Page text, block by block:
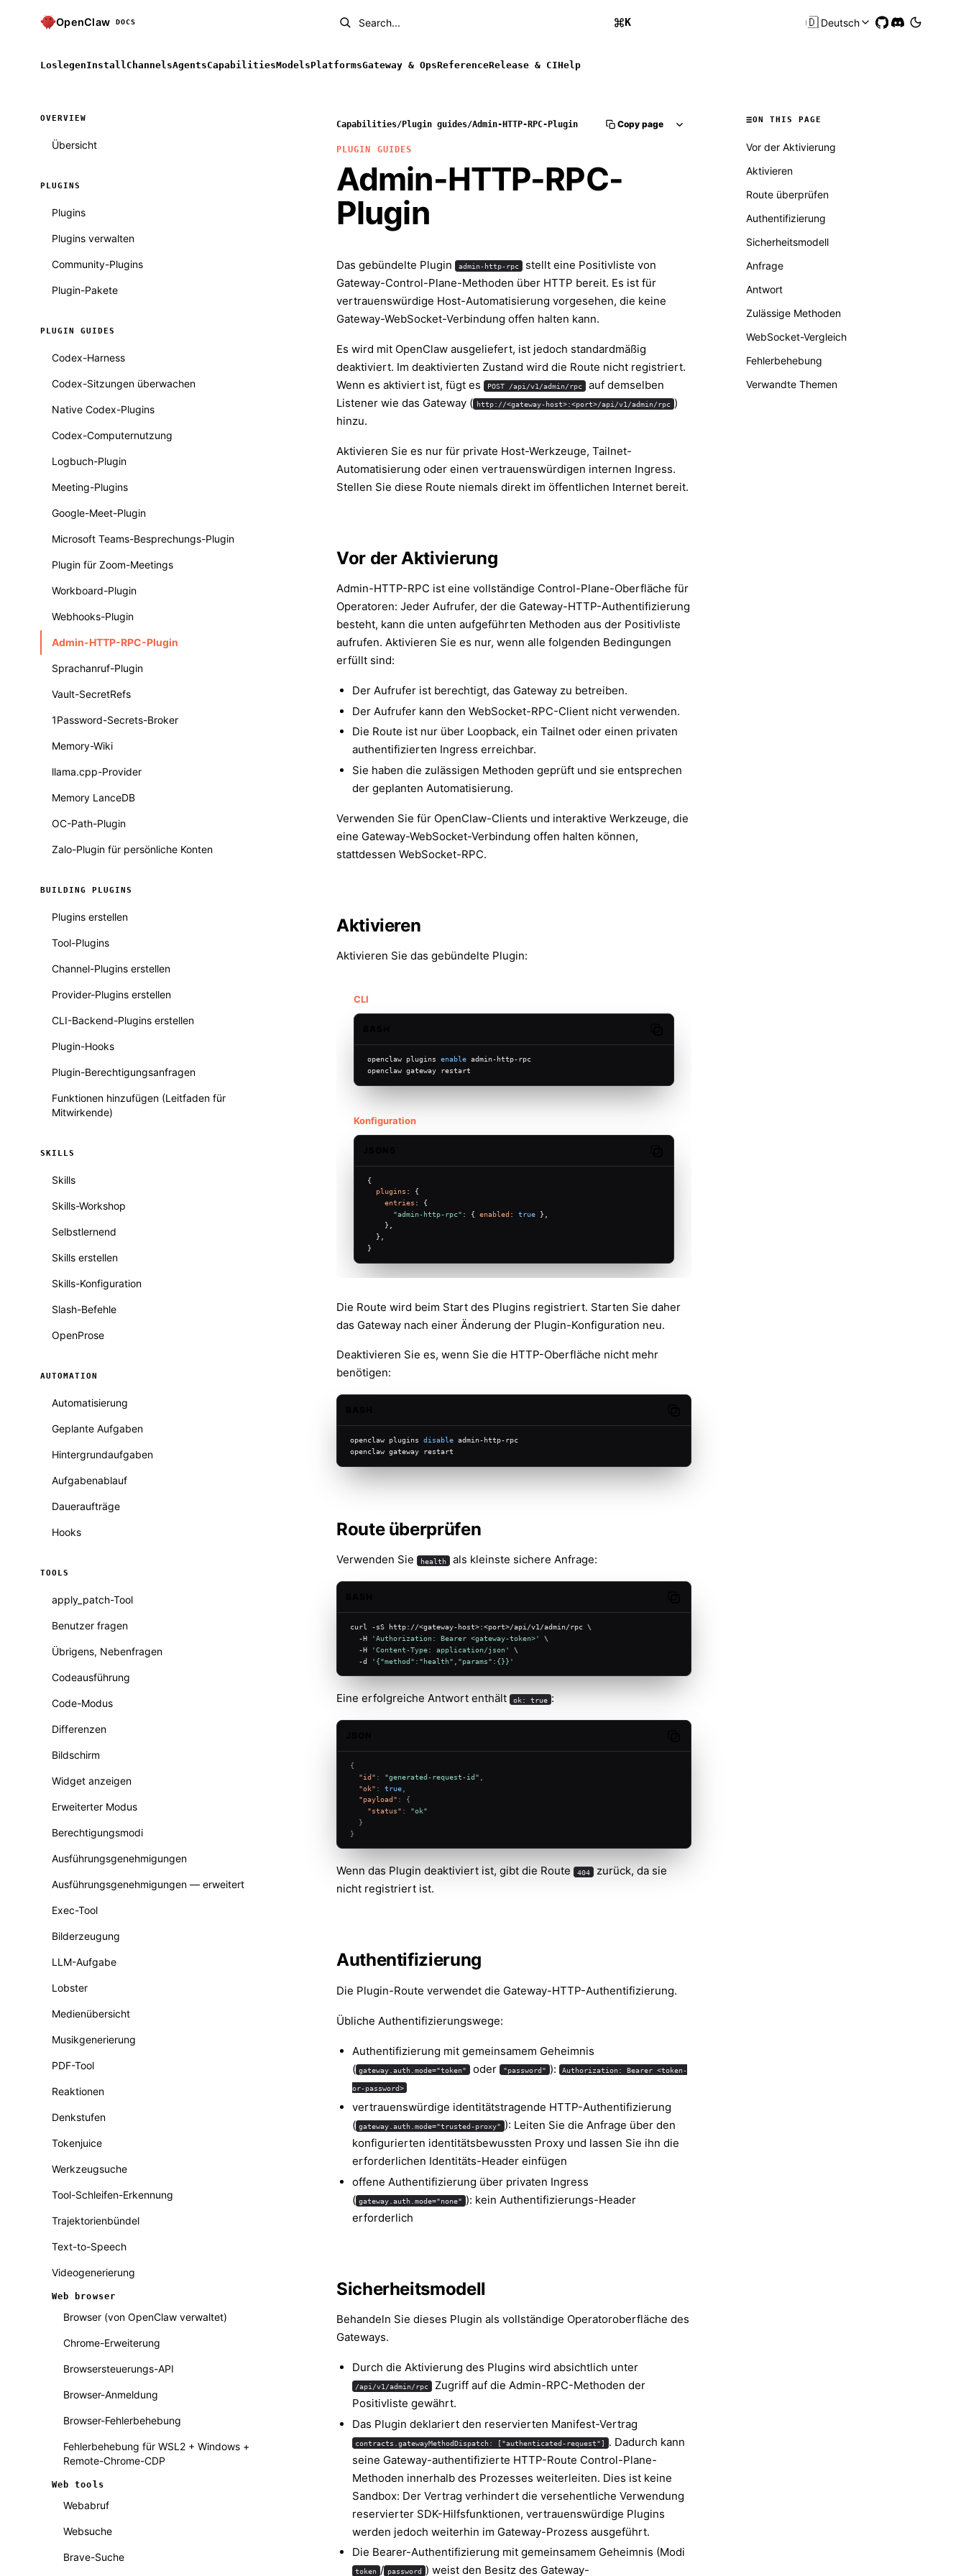
OpenClaw DOCS Search... K 🇩🇪Deutsch
LoslegenInstall ChannelsAgentsCapabilitiesModelsPlatformsGateway & OpsReferenceRelease & CIHelp
OVERVIEW
Übersicht
PLUGINS
Plugins
Plugins verwalten
Community-Plugins
Plugin-Pakete
PLUGIN GUIDES
Codex-Harness
Codex-Sitzungen überwachen
Native Codex-Plugins
Codex-Computernutzung
Logbuch-Plugin
Meeting-Plugins
Google-Meet-Plugin
Microsoft Teams-Besprechungs-Plugin
Plugin für Zoom-Meetings
Workboard-Plugin
Webhooks-Plugin
Admin-HTTP-RPC-Plugin
Sprachanruf-Plugin
Vault-SecretRefs
1Password-Secrets-Broker
Memory-Wiki
llama.cpp-Provider
Memory LanceDB
OC-Path-Plugin
Zalo-Plugin für persönliche Konten
BUILDING PLUGINS
Plugins erstellen
Tool-Plugins
Channel-Plugins erstellen
Provider-Plugins erstellen
CLI-Backend-Plugins erstellen
Plugin-Hooks
Plugin-Berechtigungsanfragen
Funktionen hinzufügen (Leitfaden für
Mitwirkende)
SKILLS
Skills
Skills-Workshop
Selbstlernend
Skills erstellen
Skills-Konfiguration
Slash-Befehle
OpenProse
AUTOMATION
Automatisierung
Geplante Aufgaben
Hintergrundaufgaben
Aufgabenablauf
Daueraufträge
Hooks
TOOLS
apply_patch-Tool
Benutzer fragen
Übrigens, Nebenfragen
Codeausführung
Code-Modus
Differenzen
Bildschirm
Widget anzeigen
Erweiterter Modus
Berechtigungsmodi
Ausführungsgenehmigungen
Ausführungsgenehmigungen — erweitert
Exec-Tool
Bilderzeugung
LLM-Aufgabe
Lobster
Medienübersicht
Musikgenerierung
PDF-Tool
Reaktionen
Denkstufen
Tokenjuice
Werkzeugsuche
Tool-Schleifen-Erkennung
Trajektorienbündel
Text-to-Speech
Videogenerierung
Web browser
Browser (von OpenClaw verwaltet)
Chrome-Erweiterung
Browsersteuerungs-API
Browser-Anmeldung
Browser-Fehlerbehebung
Fehlerbehebung für WSL2 + Windows +
Remote-Chrome-CDP
Web tools
Webabruf
Websuche
Brave-Suche
Capabilities/Plugin guides/Admin-HTTP-RPC-Plugin Copy page
PLUGIN GUIDES
Admin-HTTP-RPC-
Plugin
Das gebündelte Plugin admin-http-rpc stellt eine Positivliste von
Gateway-Control-Plane-Methoden über HTTP bereit. Es ist für
vertrauenswürdige Host-Automatisierung vorgesehen, die keine
Gateway-WebSocket-Verbindung offen halten kann.
Es wird mit OpenClaw ausgeliefert, ist jedoch standardmäßig
deaktiviert. Im deaktivierten Zustand wird die Route nicht registriert.
Wenn es aktiviert ist, fügt es
POST /api/v1/admin/rpc auf demselben
Listener wie das Gateway ( http://<gateway-host>:<port>/api/v1/admin/rpc )
hinzu.
Aktivieren Sie es nur für private Host-Werkzeuge, Tailnet-
Automatisierung oder einen vertrauenswürdigen internen Ingress.
Stellen Sie diese Route niemals direkt im öffentlichen Internet bereit.
Vor der Aktivierung
Admin-HTTP-RPC ist eine vollständige Control-Plane-Oberfläche für
Operatoren: Jeder Aufrufer, der die Gateway-HTTP-Authentifizierung
besteht, kann die unten aufgeführten Methoden aus der Positivliste
aufrufen. Aktivieren Sie es nur, wenn alle folgenden Bedingungen
erfüllt sind:
Der Aufrufer ist berechtigt, das Gateway zu betreiben.
Der Aufrufer kann den WebSocket-RPC-Client nicht verwenden.
Die Route ist nur über Loopback, ein Tailnet oder einen privaten
authentifizierten Ingress erreichbar.
Sie haben die zulässigen Methoden geprüft und sie entsprechen
der geplanten Automatisierung.
Verwenden Sie für OpenClaw-Clients und interaktive Werkzeuge, die
eine Gateway-WebSocket-Verbindung offen halten können,
stattdessen WebSocket-RPC.
Aktivieren
Aktivieren Sie das gebündelte Plugin:
CLI
openclaw plugins enable admin-http-rpc
openclaw gateway restart
Konfiguration
{
plugins : {
entries : {
"admin-http-rpc" : { enabled : true },
    },
  },
}
Die Route wird beim Start des Plugins registriert. Starten Sie daher
das Gateway nach einer Änderung der Plugin-Konfiguration neu.
Deaktivieren Sie es, wenn Sie die HTTP-Oberfläche nicht mehr
benötigen:
openclaw plugins disable admin-http-rpc
openclaw gateway restart
Route überprüfen
Verwenden Sie health als kleinste sichere Anfrage:
curl -sS http://<gateway-host>:<port>/api/v1/admin/rpc \
  -H
'Authorization: Bearer <gateway-token>'
\
  -H
'Content-Type: application/json'
\
  -d
'{"method":"health","params":{}}'
Eine erfolgreiche Antwort enthält ok: true :
{
"id" : "generated-request-id"
"ok" : true
"payload" :
{
"status" :
"ok"
}
}
Wenn das Plugin deaktiviert ist, gibt die Route 404 zurück, da sie
nicht registriert ist.
Authentifizierung
Die Plugin-Route verwendet die Gateway-HTTP-Authentifizierung.
Übliche Authentifizierungswege:
Authentifizierung mit gemeinsamem Geheimnis
( gateway.auth.mode="token" oder "password" ): Authorization: Bearer <token-
or-password>
vertrauenswürdige identitätstragende HTTP-Authentifizierung
( gateway.auth.mode="trusted-proxy" ): Leiten Sie die Anfrage über den
konfigurierten identitätsbewussten Proxy und lassen Sie ihn die
erforderlichen Identitäts-Header einfügen
offene Authentifizierung über privaten Ingress
( gateway.auth.mode="none" ): kein Authentifizierungs-Header
erforderlich
Sicherheitsmodell
Behandeln Sie dieses Plugin als vollständige Operatoroberfläche des
Gateways.
Durch die Aktivierung des Plugins wird absichtlich unter
/api/v1/admin/rpc
Zugriff auf die Admin-RPC-Methoden der
Positivliste gewährt.
Das Plugin deklariert den reservierten Manifest-Vertrag
contracts.gatewayMethodDispatch: ["authenticated-request"]
. Dadurch kann
seine Gateway-authentifizierte HTTP-Route Control-Plane-
Methoden innerhalb des Prozesses weiterleiten. Dies ist keine
Sandbox: Der Vertrag verhindert die versehentliche Verwendung
reservierter SDK-Hilfsfunktionen, vertrauenswürdige Plugins
werden jedoch weiterhin im Gateway-Prozess ausgeführt.
Die Bearer-Authentifizierung mit gemeinsamem Geheimnis (Modi
token / password ) weist den Besitz des Gateway-
ON THIS PAGE
Vor der Aktivierung
Aktivieren
Route überprüfen
Authentifizierung
Sicherheitsmodell
Anfrage
Antwort
Zulässige Methoden
WebSocket-Vergleich
Fehlerbehebung
Verwandte Themen